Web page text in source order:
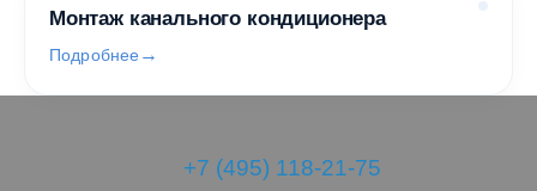
Монтаж канального кондиционера
Подробнее
+7 (495) 118-21-75